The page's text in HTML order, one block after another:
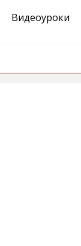
Видеоуроки